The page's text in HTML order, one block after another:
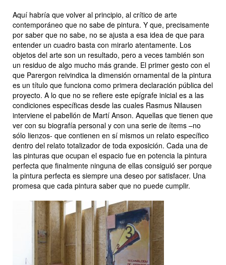
Aquí habría que volver al principio, al crítico de arte
contemporáneo que no sabe de pintura. Y que, precisamente
por saber que no sabe, no se ajusta a esa idea de que para
entender un cuadro basta con mirarlo atentamente. Los
objetos del arte son un resultado, pero a veces también son
un residuo de algo mucho más grande. El primer gesto con el
que Parergon reivindica la dimensión ornamental de la pintura
es un título que funciona como primera declaración pública del
proyecto. A lo que no se refiere este epígrafe inicial es a las
condiciones específicas desde las cuales Rasmus Nilausen
interviene el pabellón de Martí Anson. Aquellas que tienen que
ver con su biografía personal y con una serie de ítems –no
sólo lienzos- que contienen en sí mismos un relato específico
dentro del relato totalizador de toda exposición. Cada una de
las pinturas que ocupan el espacio fue en potencia la pintura
perfecta que finalmente ninguna de ellas consiguió ser porque
la pintura perfecta es siempre una deseo por satisfacer. Una
promesa que cada pintura saber que no puede cumplir.